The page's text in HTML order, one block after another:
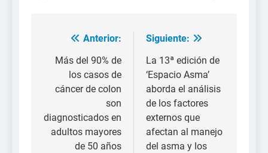
Navegación
de
entradas
Anterior:
Más del 90% de
los casos de
cáncer de colon
son
diagnosticados en
adultos mayores
de 50 años
Siguiente:
La 13ª edición de
‘Espacio Asma’
aborda el análisis
de los factores
externos que
afectan al manejo
del asma y los